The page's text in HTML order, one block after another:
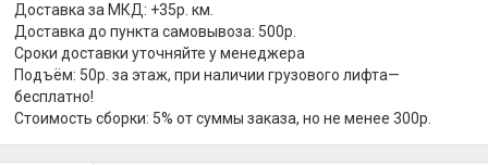
Доставка за МКД: +35р. км.
Доставка до пункта самовывоза: 500р.
Сроки доставки уточняйте у менеджера
Подъём: 50р. за этаж, при наличии грузового лифта—
бесплатно!
Стоимость сборки: 5% от суммы заказа, но не менее 300р.